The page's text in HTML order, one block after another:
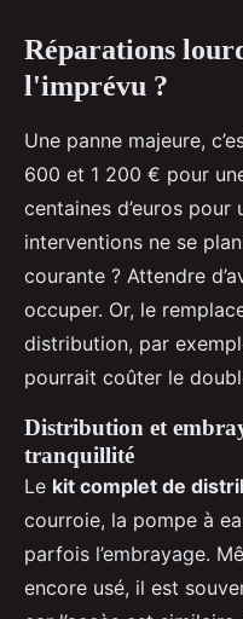
Réparations
l'imprévu ?
Une panne majeure,
600 et 1 200 € pour
centaines d’euros pour
interventions ne se
courante ? Attendre
occuper. Or, le
distribution, par
pourrait coûter le
Distribution et
tranquillité
Le kit complet de
courroie, la pompe à
parfois l’embrayage.
encore usé, il est